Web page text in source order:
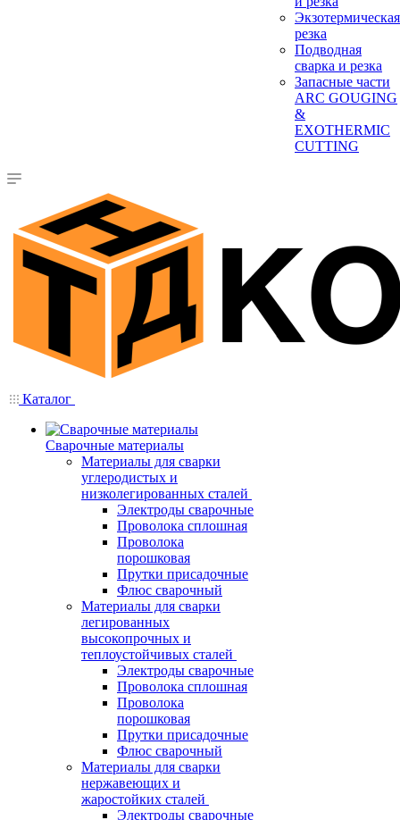
Экзотермическая
резка
Подводная
сварка и резка
Запасные части
ARC GOUGING
&
EXOTHERMIC
CUTTING
Каталог
Сварочные материалы
Материалы для сварки
углеродистых и
низколегированных сталей
Электроды сварочные
Проволока сплошная
Проволока
порошковая
Прутки присадочные
Флюс сварочный
Материалы для сварки
легированных
высокопрочных и
теплоустойчивых сталей
Электроды сварочные
Проволока сплошная
Проволока
порошковая
Прутки присадочные
Флюс сварочный
Материалы для сварки
нержавеющих и
жаростойких сталей
Электроды сварочные